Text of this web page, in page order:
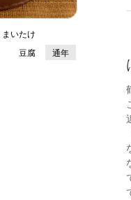
まいたけ
豆腐
通年